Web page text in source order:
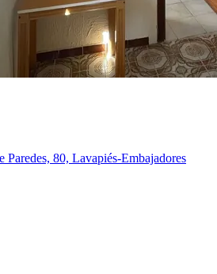
Paredes, 80, Lavapiés-Embajadores